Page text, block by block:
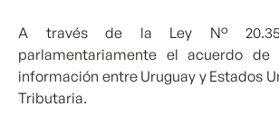
A través de la Ley N°
parlamentariamente el acuerdo
información entre Uruguay y Estados
Tributaria.